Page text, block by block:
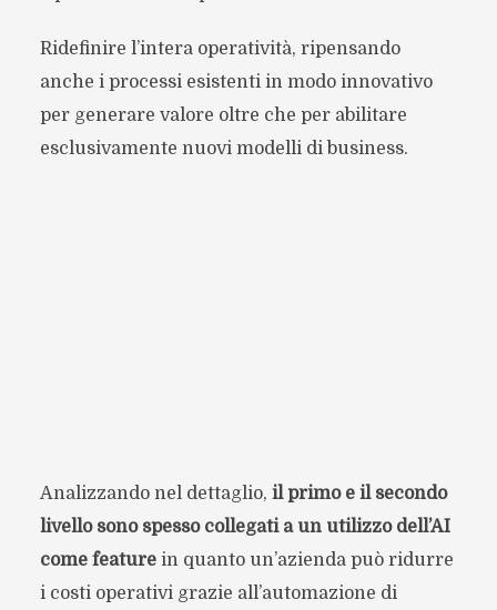
Ridefinire l’intera operatività, ripensando
anche i processi esistenti in modo innovativo
per generare valore oltre che per abilitare
esclusivamente nuovi modelli di business.
Analizzando nel dettaglio, il primo e il secondo
livello sono spesso collegati a un utilizzo dell’AI
come featurein quanto un’azienda può ridurre
i costi operativi grazie all’automazione di